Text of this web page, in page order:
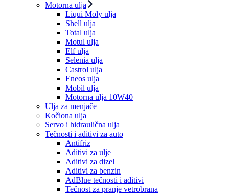
Motorna ulja
Liqui Moly ulja
Shell ulja
Total ulja
Motul ulja
Elf ulja
Selenia ulja
Castrol ulja
Eneos ulja
Mobil ulja
Motorna ulja 10W40
Ulja za menjače
Kočiona ulja
Servo i hidraulična ulja
Tečnosti i aditivi za auto
Antifriz
Aditivi za ulje
Aditivi za dizel
Aditivi za benzin
AdBlue tečnosti i aditivi
Tečnost za pranje vetrobrana